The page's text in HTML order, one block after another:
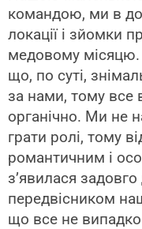
командою, ми в
локації і зйомки
медовому місяцю.
що, по суті,
за нами, тому все
органічно. Ми не
грати ролі, тому
романтичним і
з’явилася
передвісником
що все не